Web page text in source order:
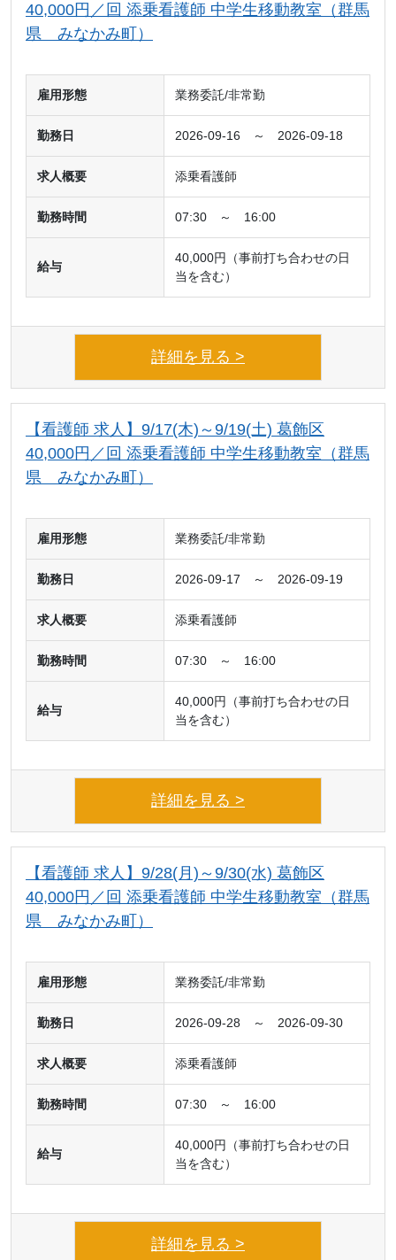
40,000円／回 添乗看護師 中学生移動教室（群馬
県 みなかみ町）
雇用形態 業務委託/非常勤
勤務日 2026-09-16 ～ 2026-09-18
求人概要 添乗看護師
勤務時間 07:30 ～ 16:00
給与
40,000円（事前打ち合わせの日
当を含む）
詳細を見る >
【看護師 求人】9/17(木)～9/19(土) 葛飾区
40,000円／回 添乗看護師 中学生移動教室（群馬
県 みなかみ町）
雇用形態 業務委託/非常勤
勤務日 2026-09-17 ～ 2026-09-19
求人概要 添乗看護師
勤務時間 07:30 ～ 16:00
給与
40,000円（事前打ち合わせの日
当を含む）
詳細を見る >
【看護師 求人】9/28(月)～9/30(水) 葛飾区
40,000円／回 添乗看護師 中学生移動教室（群馬
県 みなかみ町）
雇用形態 業務委託/非常勤
勤務日 2026-09-28 ～ 2026-09-30
求人概要 添乗看護師
勤務時間 07:30 ～ 16:00
給与
40,000円（事前打ち合わせの日
当を含む）
詳細を見る >